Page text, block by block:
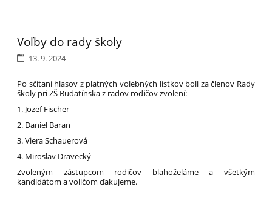
Voľby do rady školy
13. 9. 2024
Po sčítaní hlasov z platných volebných lístkov boli za členov Rady
školy pri ZŠ Budatínska z radov rodičov zvolení:
1. Jozef Fischer
2. Daniel Baran
3. Viera Schauerová
4. Miroslav Dravecký
Zvoleným zástupcom rodičov blahoželáme a všetkým
kandidátom a voličom ďakujeme.